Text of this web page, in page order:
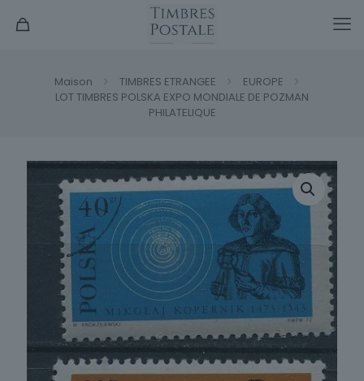
Maison TIMBRES ETRANGEE
EUROPE
LOT TIMBRES POLSKA EXPO MONDIALE DE POZMAN
PHILATELIQUE